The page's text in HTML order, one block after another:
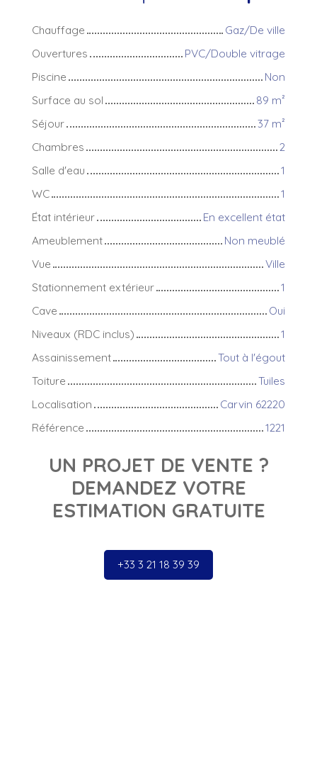
Chauffage
Gaz/De ville
Ouvertures
PVC/Double vitrage
Piscine
Non
Surface au sol
89 m²
Séjour
37 m²
Chambres
2
Salle d'eau
1
WC
1
État intérieur
En excellent état
Ameublement
Non meublé
Vue
Ville
Stationnement extérieur
1
Cave
Oui
Niveaux (RDC inclus)
1
Assainissement
Tout à l'égout
Toiture
Tuiles
Localisation
Carvin 62220
Référence
1221
UN PROJET DE VENTE ?
DEMANDEZ VOTRE
ESTIMATION GRATUITE
+33 3 21 18 39 39